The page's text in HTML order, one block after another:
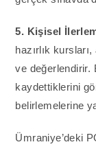
5. Kişisel
hazırlık
ve değerlendirir.
kaydettiklerini
belirlemelerine
Ümraniye’deki